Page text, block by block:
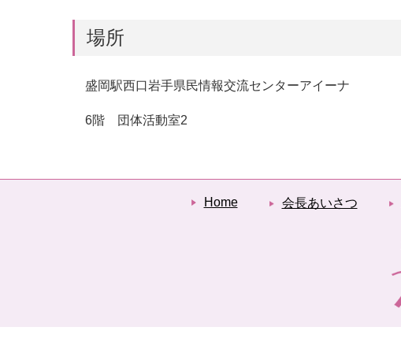
場所
盛岡駅西口岩手県民情報交流センターアイーナ
6階 団体活動室2
Home 会長あいさつ